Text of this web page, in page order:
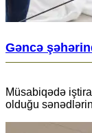
Gəncə
Müsabiqədə
olduğu sənədlərin